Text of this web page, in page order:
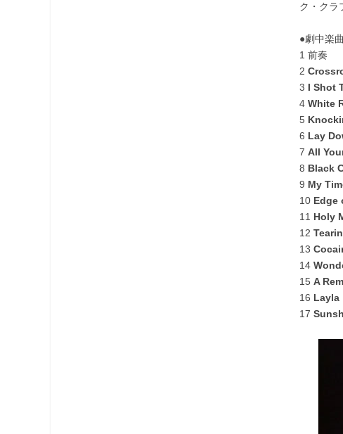
ク・クラ
●劇中楽
1 前奏
2
3 I Shot
4 White
5
6 Lay
7 All
8 Black
9 My
10 Edge
11 Holy
12
13
14
15 A
16 Layla
17